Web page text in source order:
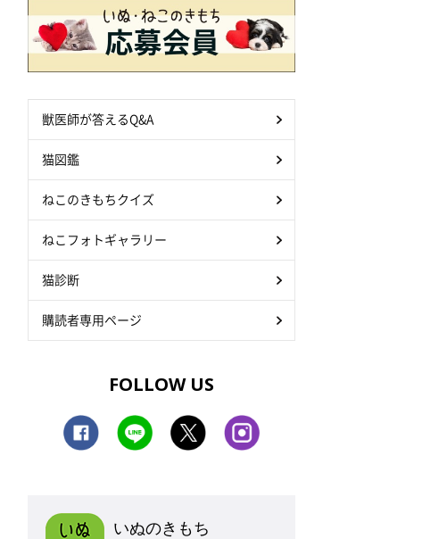
獣医師が答えるQ&A
猫図鑑
ねこのきもちクイズ
ねこフォトギャラリー
猫診断
購読者専用ページ
FOLLOW US
いぬのきもち